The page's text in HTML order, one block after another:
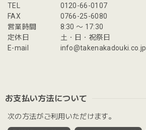
TEL
0120-66-0107
FAX
0766-25-6080
営業時間
8:30 〜 17:30
定休日
土・日・祝祭日
E-mail
info@takenakadouki.co.jp
お支払い方法について
次の方法がご利用いただけます。